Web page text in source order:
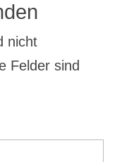
nicht
Felder sind